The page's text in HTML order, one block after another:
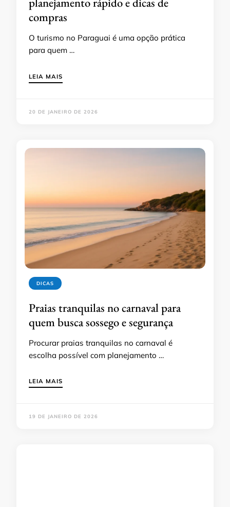
compras
O turismo no Paraguai é uma opção prática
para quem …
LEIA MAIS
20 DE JANEIRO DE 2026
DICAS
Praias tranquilas no carnaval para
quem busca sossego e segurança
Procurar praias tranquilas no carnaval é
escolha possível com planejamento …
LEIA MAIS
19 DE JANEIRO DE 2026